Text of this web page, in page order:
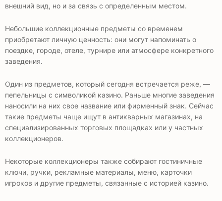
внешний вид, но и за связь с определенным местом.
Небольшие коллекционные предметы со временем
приобретают личную ценность: они могут напоминать о
поездке, городе, отеле, турнире или атмосфере конкретного
заведения.
Один из предметов, который сегодня встречается реже, —
пепельницы с символикой казино. Раньше многие заведения
наносили на них свое название или фирменный знак. Сейчас
такие предметы чаще ищут в антикварных магазинах, на
специализированных торговых площадках или у частных
коллекционеров.
Некоторые коллекционеры также собирают гостиничные
ключи, ручки, рекламные материалы, меню, карточки
игроков и другие предметы, связанные с историей казино.